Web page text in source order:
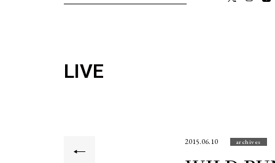
LIVE
2015.06.10 archives